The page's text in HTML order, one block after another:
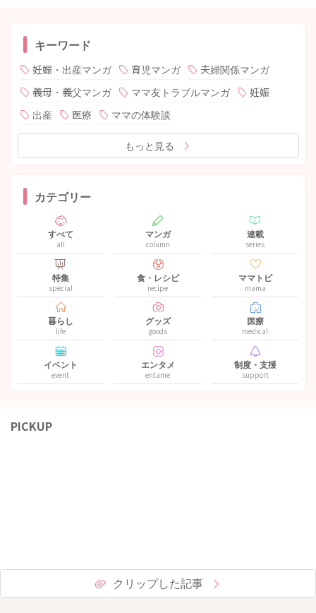
キーワード
妊娠・出産マンガ 育児マンガ
夫婦関係マンガ
義母・義父マンガ
ママ友トラブルマンガ
妊娠
出産
医療 ママの体験談
もっと見る
カテゴリー
すべて
all
マンガ
column
連載
series
特集
special
食・レシピ
recipe
ママトピ
mama
暮らし
life
グッズ
goods
医療
medical
イベント
event
エンタメ
entame
制度・支援
support
PICKUP
クリップした記事